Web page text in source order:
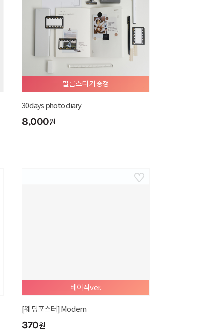
필름스티커 증정
30days photo diary
8,000원
베이직ver.
[웨딩포스터] Modern
370원